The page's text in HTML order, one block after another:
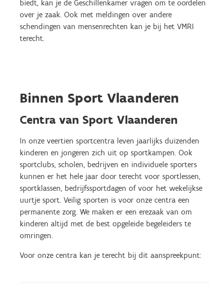
biedt, kan je de Geschillenkamer vragen om te oordelen
over je zaak. Ook met meldingen over andere
schendingen van mensenrechten kan je bij het VMRI
terecht.
Binnen Sport Vlaanderen
Centra van Sport Vlaanderen
In onze veertien sportcentra leven jaarlijks duizenden
kinderen en jongeren zich uit op sportkampen. Ook
sportclubs, scholen, bedrijven en individuele sporters
kunnen er het hele jaar door terecht voor sportlessen,
sportklassen, bedrijfssportdagen of voor het wekelijkse
uurtje sport. Veilig sporten is voor onze centra een
permanente zorg. We maken er een erezaak van om
kinderen altijd met de best opgeleide begeleiders te
omringen.
Voor onze centra kan je terecht bij dit aanspreekpunt: